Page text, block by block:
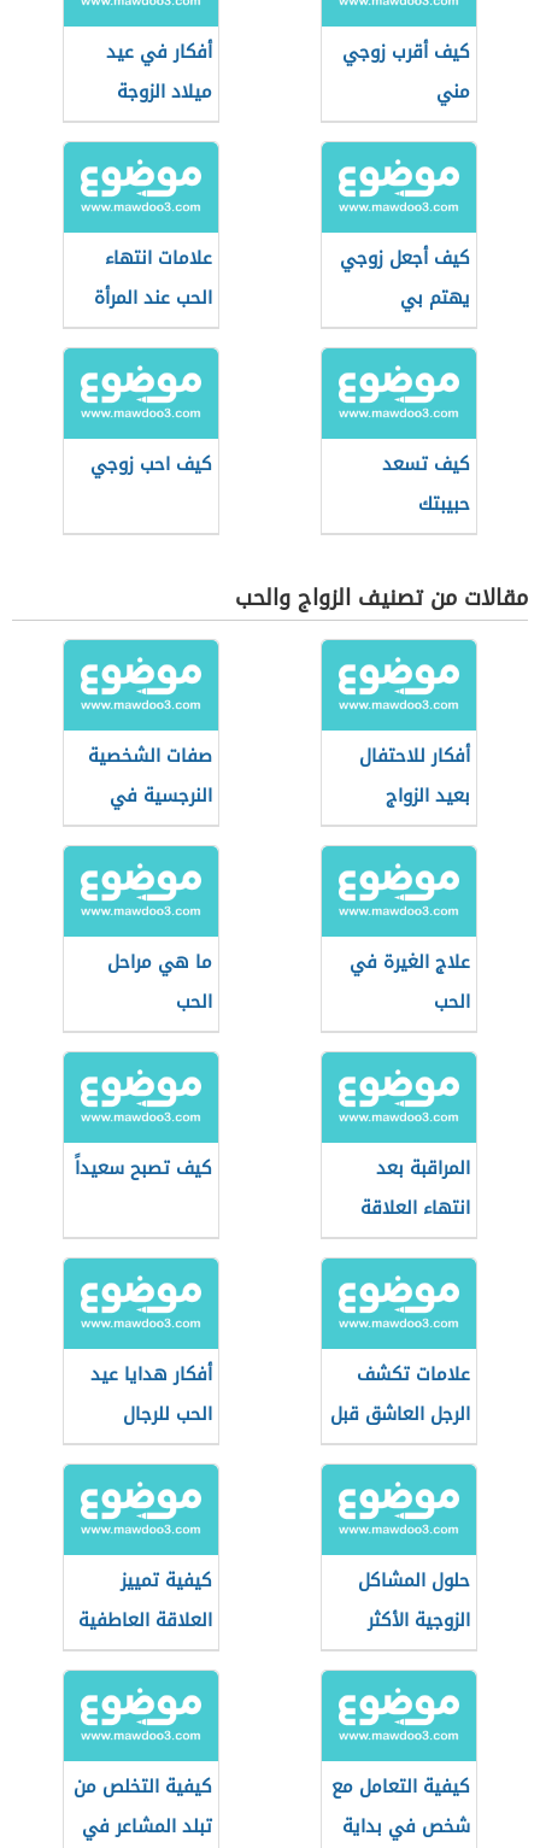
كيف أقرب زوجي
مني
أفكار في عيد
ميلاد الزوجة
كيف أجعل زوجي
يهتم بي
علامات انتهاء
الحب عند المرأة
كيف تسعد
حبيبتك
كيف احب زوجي
مقالات من تصنيف الزواج والحب
أفكار للاحتفال
بعيد الزواج
صفات الشخصية
النرجسية في
الحب
علاج الغيرة في
الحب
ما هي مراحل
الحب
المراقبة بعد
انتهاء العلاقة
كيف تصبح سعيداً
علامات تكشف
الرجل العاشق قبل
المصارحة
أفكار هدايا عيد
الحب للرجال
حلول المشاكل
الزوجية الأكثر
انتشارًا
كيفية تمييز
العلاقة العاطفية
السامة
كيفية التعامل مع
شخص في بداية
كيفية التخلص من
تبلد المشاعر في